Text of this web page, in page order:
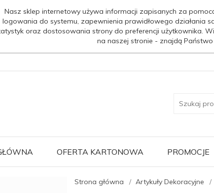
Nasz sklep internetowy używa informacji zapisanych za
logowania do systemu, zapewnienia prawidłowego działania
oraz dostosowania strony do preferencji użytkownika.
na naszej stronie - znajdą Państwo
OFERTA KARTONOWA PROMOCJE
Strona główna Artykuły Dekoracyjne